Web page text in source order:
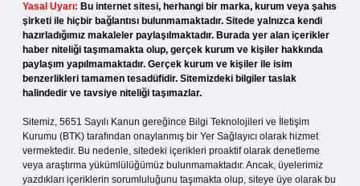
Yasal Uyarı: Bu internet sitesi, herhangi bir marka, kurum veya şahıs
şirketi ile hiçbir bağlantısı bulunmamaktadır. Sitede yalnızca kendi
hazırladığımız makaleler paylaşılmaktadır. Burada yer alan içerikler
haber niteliği taşımamakta olup, gerçek kurum ve kişiler hakkında
paylaşım yapılmamaktadır. Gerçek kurum ve kişiler ile isim
benzerlikleri tamamen tesadüfidir. Sitemizdeki bilgiler taslak
halindedir ve tavsiye niteliği taşımazlar.
Sitemiz, 5651 Sayılı Kanun gereğince Bilgi Teknolojileri ve İletişim
Kurumu (BTK) tarafından onaylanmış bir Yer Sağlayıcı olarak hizmet
vermektedir. Bu nedenle, sitedeki içerikleri proaktif olarak denetleme
veya araştırma yükümlülüğümüz bulunmamaktadır. Ancak, üyelerimiz
yazdıkları içeriklerin sorumluluğunu taşımakta olup, siteye üye olarak bu